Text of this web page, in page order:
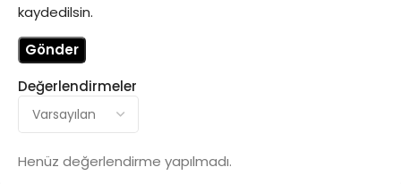
Değerlendirmeler
Henüz değerlendirme yapılmadı.
kaydedilsin.